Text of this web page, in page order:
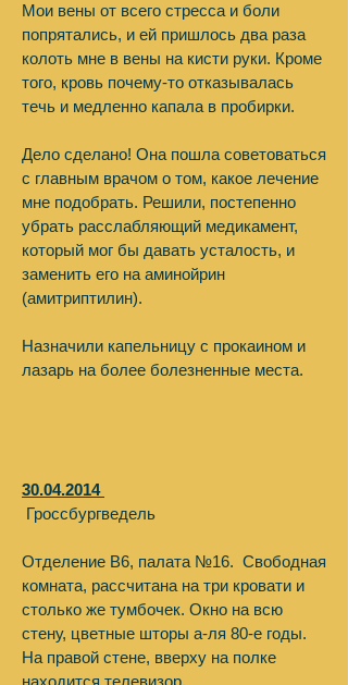
Мои вены от всего стресса и боли
попрятались, и ей пришлось два раза
колоть мне в вены на кисти руки. Кроме
того, кровь почему-то отказывалась
течь и медленно капала в пробирки.
Дело сделано! Она пошла советоваться
с главным врачом о том, какое лечение
мне подобрать. Решили, постепенно
убрать расслабляющий медикамент,
который мог бы давать усталость, и
заменить его на аминойрин
(амитриптилин).
Назначили капельницу с прокаином и
лазарь на более болезненные места.
30.04.2014
Гроссбургведель
Отделение В6, палата №16. Свободная
комната, рассчитана на три кровати и
столько же тумбочек. Окно на всю
стену, цветные шторы а-ля 80-е годы.
На правой стене, вверху на полке
находится телевизор.